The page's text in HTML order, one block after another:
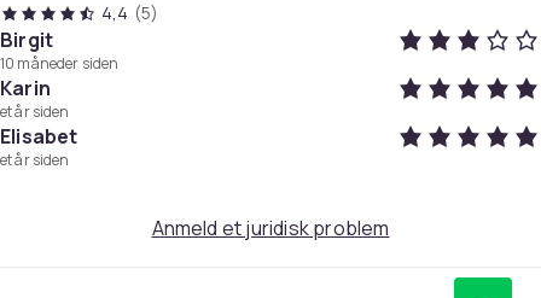
men giver også ekstra holdbarhed og et behageligt
greb. Med en touch-pen i hver farve kan du matche din
stylus til din personlige stil og tilføje et farverigt touch
til dine digitale aktiviteter.
Vores stylus touch-penne fungerer på alle
touchscreen-enheder, inklusive smartphones, tablets
præcision, spiller spil eller skaber kunst, vil vores stylus
4,4 (5)
Birgit
10 måneder siden
Karin
et år siden
Elisabet
et år siden
Anmeld et juridisk problem